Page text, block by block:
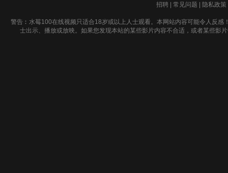
招聘
常见问题 隐私政策
警告︰水莓100在线视频只适合18岁或以上人士观看。本网站内容可能令人反
士出示、播放或放映。如果您发现本站的某些影片内容不合适，或者某些